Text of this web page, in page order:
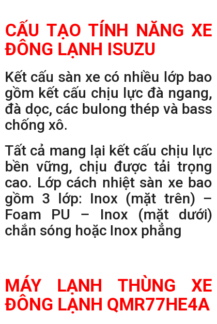
CẤU TẠO TÍNH NĂNG XE
ĐÔNG LẠNH ISUZU
Kết cấu sàn xe có nhiều lớp bao
gồm kết cấu chịu lực đà ngang,
đà dọc, các bulong thép và bass
chống xô.
Tất cả mang lại kết cấu chịu lực
bền vững, chịu được tải trọng
cao. Lớp cách nhiệt sàn xe bao
gồm 3 lớp: Inox (mặt trên) –
Foam PU – Inox (mặt dưới)
chắn sóng hoặc Inox phẳng
MÁY LẠNH THÙNG XE
ĐÔNG LẠNH QMR77HE4A